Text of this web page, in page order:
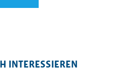
INTERESSIEREN